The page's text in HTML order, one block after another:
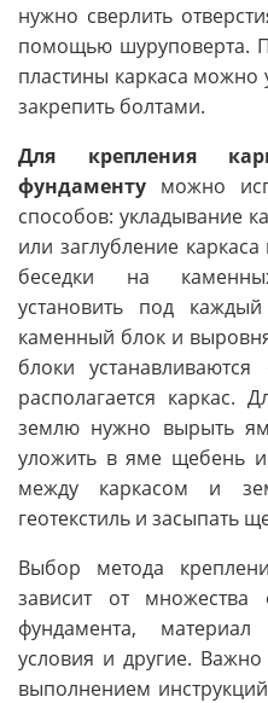
нужно сверлить
помощью шуруповерта.
пластины каркаса можно
закрепить болтами.
Для крепления
фундаменту можно
способов: укладывание
или заглубление
беседки на
установить под
каменный блок и
блоки
располагается каркас.
землю нужно вырыть
уложить в яме щебень и
между каркасом и
геотекстиль и засыпать
Выбор метода
зависит от множества
фундамента, материал
условия и другие.
выполнением